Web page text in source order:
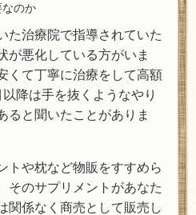
のか
た治療院で指導されていた
が悪化している方がいま
くて丁寧に治療をして高額
降は手を抜くようなやり
ると聞いたことがありま
トや枕など物販をすすめら
そのサプリメントがあなた
関係なく商売として販売し